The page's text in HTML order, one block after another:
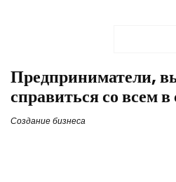
Предприниматели,
справиться со всем в
Создание бизнеса